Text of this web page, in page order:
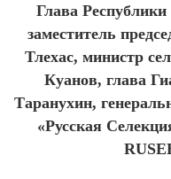
Глава
заместитель
Тлехас, министр
Куанов, глава
Таранухин,
«Русская